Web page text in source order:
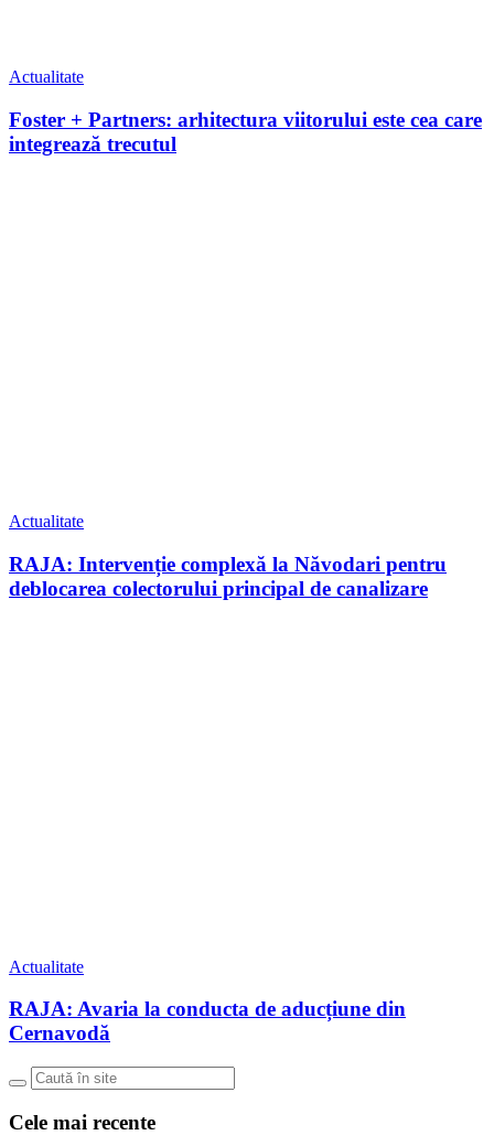
Actualitate
Foster + Partners: arhitectura viitorului este cea care
integrează trecutul
Actualitate
RAJA: Intervenție complexă la Năvodari pentru
deblocarea colectorului principal de canalizare
Actualitate
RAJA: Avaria la conducta de aducțiune din
Cernavodă
Cele mai recente